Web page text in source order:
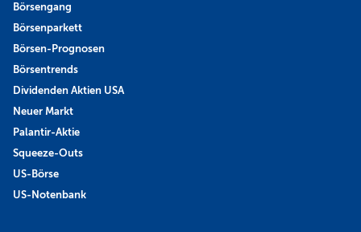
Börsengang
Börsenparkett
Börsen-Prognosen
Börsentrends
Dividenden Aktien USA
Neuer Markt
Palantir-Aktie
Squeeze-Outs
US-Börse
US-Notenbank